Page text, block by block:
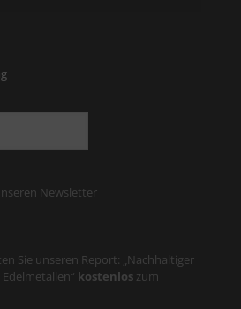
Newsletter
Sie unseren Report: „Nachhaltiger
kostenlos zum